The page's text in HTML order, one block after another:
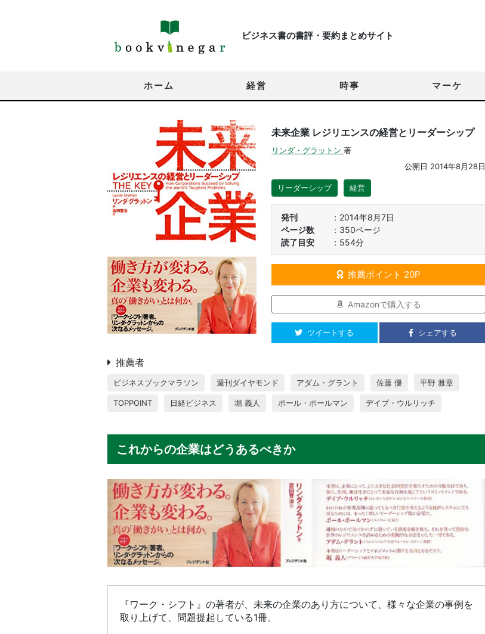
ビジネス書の書評・要約まとめサイト
ホーム 経営 時事 マーケ
未来企業 レジリエンスの経営とリーダーシップ
リンダ・グラットン 著
公開日 2014年8月28日
リーダーシップ 経営
発刊
2014年8月7日
ページ数
350ページ
読了目安
554分
推薦ポイント 20P
Amazonで購入する
ツイートする シェアする
推薦者
ビジネスブックマラソン 週刊ダイヤモンド アダム・グラント 佐藤 優 平野 雅章
TOPPOINT 日経ビジネス 堀 義人 ポール・ポールマン デイブ・ウルリッチ
これからの企業はどうあるべきか
『ワーク・シフト』の著者が、未来の企業のあり方について、様々な企業の事例を
取り上げて、問題提起している1冊。